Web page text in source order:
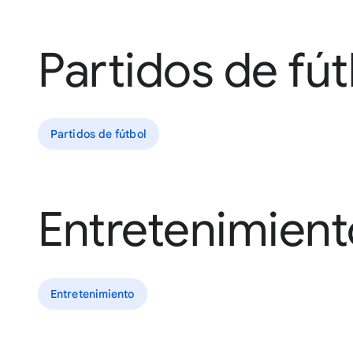
Partidos de
Partidos de fútbol
Entretenimiento